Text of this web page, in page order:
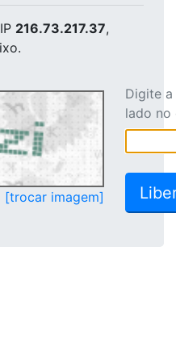
216.73.217.37,
[trocar imagem]
Digite
lado no